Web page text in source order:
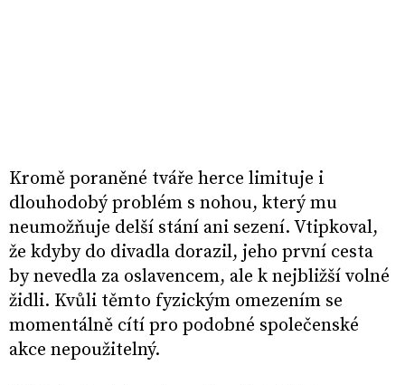
Kromě poraněné tváře herce limituje i
dlouhodobý problém s nohou, který mu
neumožňuje delší stání ani sezení. Vtipkoval,
že kdyby do divadla dorazil, jeho první cesta
by nevedla za oslavencem, ale k nejbližší volné
židli. Kvůli těmto fyzickým omezením se
momentálně cítí pro podobné společenské
akce nepoužitelný.